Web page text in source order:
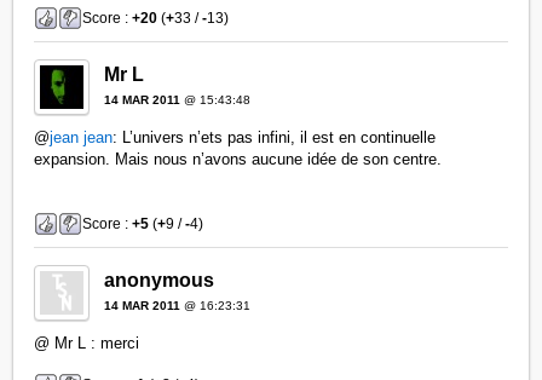
Score :+20 (+33 /-13)
Mr L
14 MAR 2011 @ 15:43:48
@jean jean: L’univers n’ets pas infini, il est en continuelle
expansion. Mais nous n’avons aucune idée de son centre.
Score :+5 (+9 /-4)
anonymous
14 MAR 2011 @ 16:23:31
@ Mr L : merci